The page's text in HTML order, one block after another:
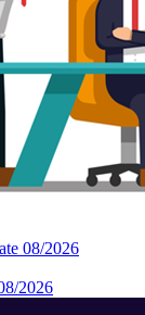
08/2026
2026